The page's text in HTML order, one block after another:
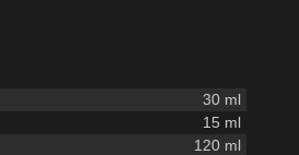
30 ml
15 ml
120 ml